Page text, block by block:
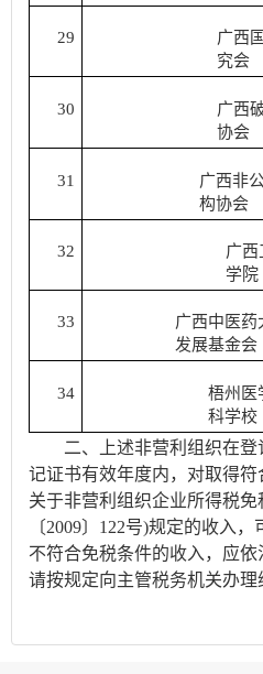
29
广西
究会
30
广西
协会
31
广西非
构协会
32
广西
学院
33
广西中医药
发展基金会
34
梧州医
科学校
二、上述非营利组织在
记证书有效年度内，对取得
关于非营利组织企业所得税
〔2009〕122号)规定的收入
不符合免税条件的收入，应依
请按规定向主管税务机关办理